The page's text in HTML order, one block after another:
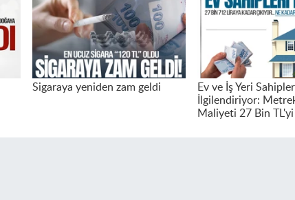
Sigaraya yeniden zam geldi
Ev ve İş Yeri
İlgilendiriyor:
Maliyeti 27 Bin TL'yi